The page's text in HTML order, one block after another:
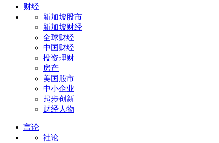
财经
新加坡股市
新加坡财经
全球财经
中国财经
投资理财
房产
美国股市
中小企业
起步创新
财经人物
言论
社论